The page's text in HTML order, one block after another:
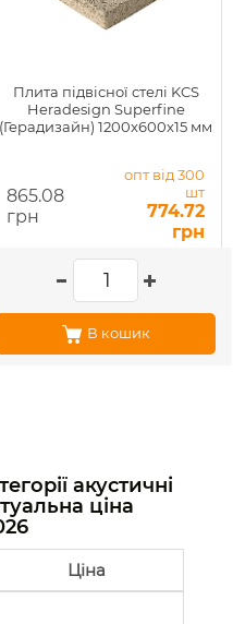
Плита підвісної стелі KCS
Heradesign Superfine
(Герадизайн) 1200x600х15 мм
865.08
грн
опт від 300
шт
774.72
грн
В кошик
акустичні
ціна
Ціна